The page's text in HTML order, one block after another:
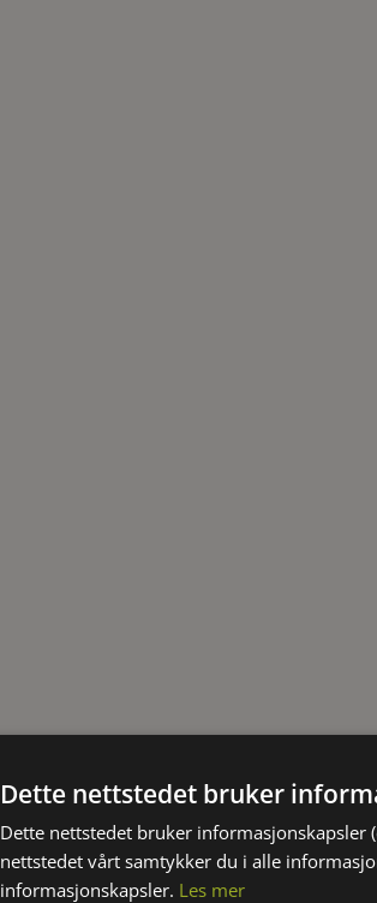
Dette nettstedet bruker
Dette nettstedet bruker informasjonskapsler
nettstedet vårt samtykker du i alle
informasjonskapsler. Les mer